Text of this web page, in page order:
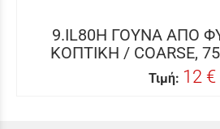
9.IL80H ΓΟΥΝΑ ΑΠΟ
ΚΟΠΤΙΚΗ / COARSE,
Τιμή: 12 €